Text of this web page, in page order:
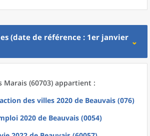
(date de référence : 1er janvier
Marais (60703) appartient :
des villes 2020 de Beauvais (076)
2020 de Beauvais (0054)